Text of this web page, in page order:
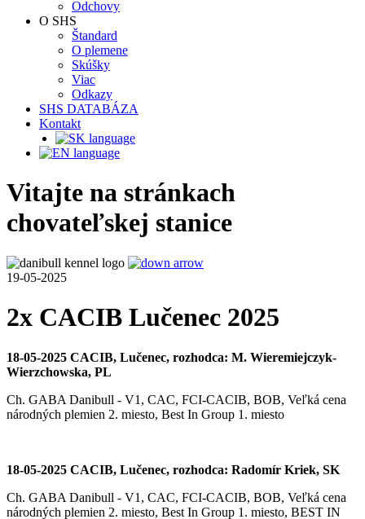
Odchovy
O SHS
Štandard
O plemene
Skúšky
Viac
Odkazy
SHS DATABÁZA
Kontakt
Vitajte na stránkach
chovateľskej stanice
19-05-2025
2x CACIB Lučenec 2025
18-05-2025 CACIB, Lučenec, rozhodca: M. Wieremiejczyk-
Wierzchowska, PL
Ch. GABA Danibull - V1, CAC, FCI-CACIB, BOB, Veľká cena
národných plemien 2. miesto, Best In Group 1. miesto
18-05-2025 CACIB, Lučenec, rozhodca: Radomír Kriek, SK
Ch. GABA Danibull - V1, CAC, FCI-CACIB, BOB, Veľká cena
národných plemien 2. miesto, Best In Group 1. miesto, BEST IN